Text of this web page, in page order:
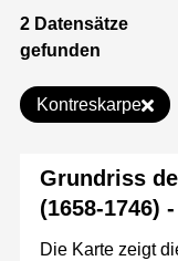
2 Datensätze
gefunden
Kontreskarpe
Grundriss
(1658-1746)
Die Karte zeigt